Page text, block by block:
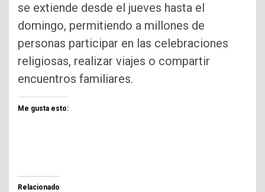
se extiende desde el jueves hasta el
domingo, permitiendo a millones de
personas participar en las celebraciones
religiosas, realizar viajes o compartir
encuentros familiares.
Me gusta esto:
Relacionado